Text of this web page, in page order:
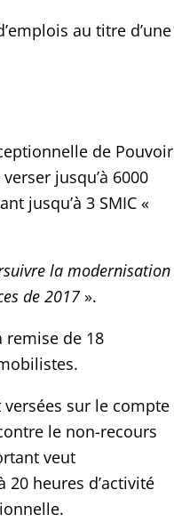
au titre d’une
de Pouvoir
jusqu’à 6000
jusqu’à 3 SMIC «
la modernisation
de 2017 ».
remise de 18
sur le compte
le non-recours
veut
heures d’activité